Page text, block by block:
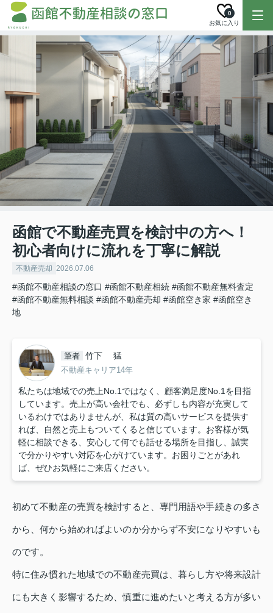
お気に入り
0
函館で不動産売買を検討中の方へ！
初心者向けに流れを丁寧に解説
不動産売却 2026.07.06
#函館不動産相談の窓口 #函館不動産相続 #函館不動産無料査定
#函館不動産無料相談 #函館不動産売却 #函館空き家 #函館空き
地
筆者 竹下 猛
不動産キャリア14年
私たちは地域での売上No.1ではなく、顧客満足度No.1を目指
しています。売上が高い会社でも、必ずしも内容が充実して
いるわけではありませんが、私は質の高いサービスを提供す
れば、自然と売上もついてくると信じています。お客様が気
軽に相談できる、安心して何でも話せる場所を目指し、誠実
で分かりやすい対応を心がけています。お困りごとがあれ
ば、ぜひお気軽にご来店ください。
初めて不動産の売買を検討すると、専門用語や手続きの多さ
から、何から始めればよいのか分からず不安になりやすいも
のです。
特に住み慣れた地域での不動産売買は、暮らし方や将来設計
にも大きく影響するため、慎重に進めたいと考える方が多い